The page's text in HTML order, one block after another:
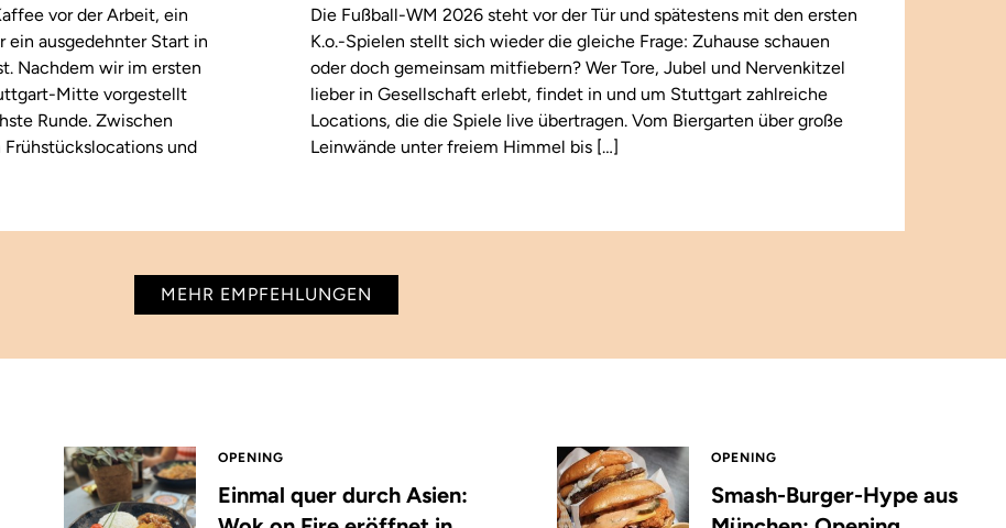
vor der Arbeit, ein
ein ausgedehnter Start in
Nachdem wir im ersten
Mitte vorgestellt
Runde. Zwischen
und
Die Fußball-WM 2026 steht vor der Tür und spätestens mit den ersten
K.o.-Spielen stellt sich wieder die gleiche Frage: Zuhause schauen
oder doch gemeinsam mitfiebern? Wer Tore, Jubel und Nervenkitzel
lieber in Gesellschaft erlebt, findet in und um Stuttgart zahlreiche
Locations, die die Spiele live übertragen. Vom Biergarten über große
Leinwände unter freiem Himmel bis […]
MEHR EMPFEHLUNGEN
OPENING
Einmal quer durch Asien:
OPENING
Smash-Burger-Hype aus